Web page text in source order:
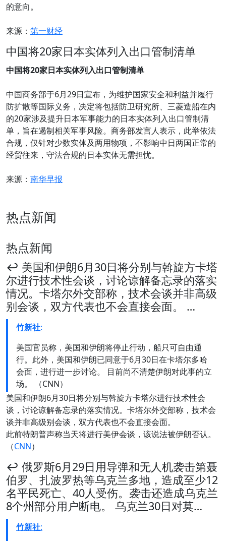
的意向。
来源： 第一财经
中国将20家日本实体列入出口管制清单
中国将20家日本实体列入出口管制清单
中国商务部于6月29日宣布，为维护国家安全和利益并履行
防扩散等国际义务，决定将包括防卫研究所、三菱造船在内
的20家涉及提升日本军事能力的日本实体列入出口管制清
单，旨在遏制相关军事风险。商务部发言人表示，此举依法
合规，仅针对少数实体及两用物项，不影响中日两国正常的
经贸往来，守法合规的日本实体无需担忧。
来源： 南华早报
热点新闻
热点新闻
↩️ 美国和伊朗6月30日将分别与斡旋方卡塔
尔进行技术性会谈，讨论谅解备忘录的落实
情况。卡塔尔外交部称，技术会谈并非高级
别会谈，双方代表也不会直接会面。 …
竹新社:
美国官员称，美国和伊朗将停止行动，船只可自由通
行。此外，美国和伊朗已同意于6月30日在卡塔尔多哈
会面，进行进一步讨论。 目前尚不清楚伊朗对此事的立
场。 （CNN）
美国和伊朗6月30日将分别与斡旋方卡塔尔进行技术性会
谈，讨论谅解备忘录的落实情况。卡塔尔外交部称，技术会
谈并非高级别会谈，双方代表也不会直接会面。
此前特朗普声称当天将进行美伊会谈，该说法被伊朗否认。
（CNN）
↩️ 俄罗斯6月29日用导弹和无人机袭击第聂
伯罗、扎波罗热等乌克兰多地，造成至少12
名平民死亡、40人受伤。袭击还造成乌克兰
8个州部分用户断电。 乌克兰30日对莫…
竹新社: